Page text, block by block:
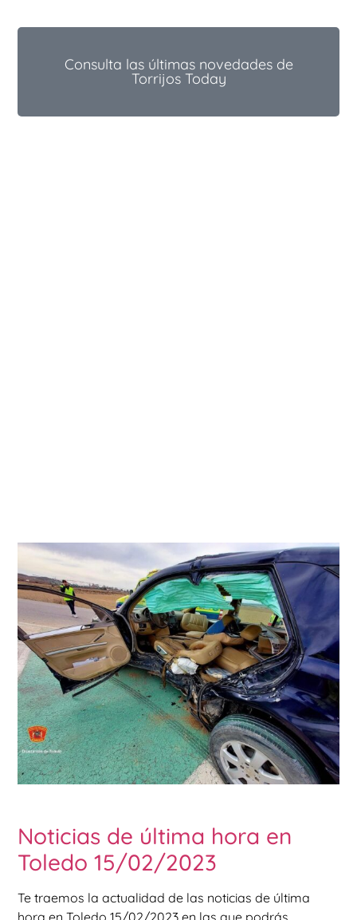
Consulta las últimas novedades de
Torrijos Today
Noticias de última hora en
Toledo 15/02/2023
Te traemos la actualidad de las noticias de última
hora en Toledo 15/02/2023 en las que podrás